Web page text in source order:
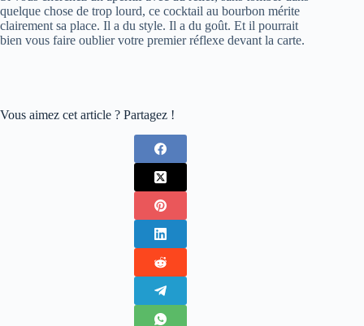
quelque chose de trop lourd, ce cocktail au bourbon mérite
clairement sa place. Il a du style. Il a du goût. Et il pourrait
bien vous faire oublier votre premier réflexe devant la carte.
Vous aimez cet article ? Partagez !